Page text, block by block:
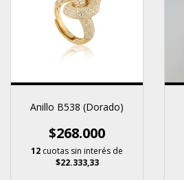
Anillo B538 (Dorado)
$268.000
12 cuotas sin interés de
$22.333,33